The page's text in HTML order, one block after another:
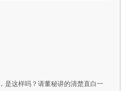
是这样吗？请董秘讲的清楚直白一